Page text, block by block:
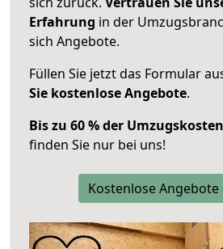
Erfahrung in der
sich Angebote.
Füllen Sie jetzt das Formular
Sie kostenlose Angebote.
Bis zu 60 % der
finden Sie nur bei uns!
Kostenlose